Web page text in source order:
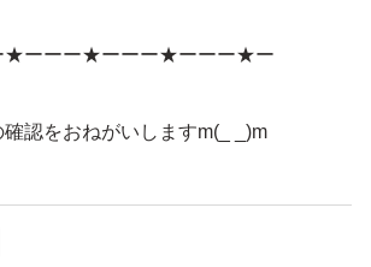
★ーーー★ーーー★ーーー★ー
確認をおねがいしますm(_ _)m
は、住所間違えで届かなく
切対応いたしません！